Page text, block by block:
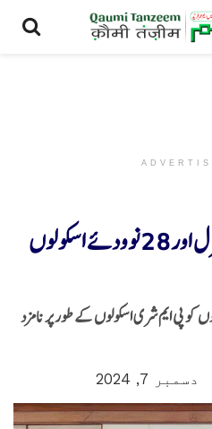
مرکزی کابینہ نے 85 سینٹرل اور 28 نوودئے اسکولوں
کو پی ایم شری اسکولوں کے طور پر نامزد
دسمبر 7, 2024